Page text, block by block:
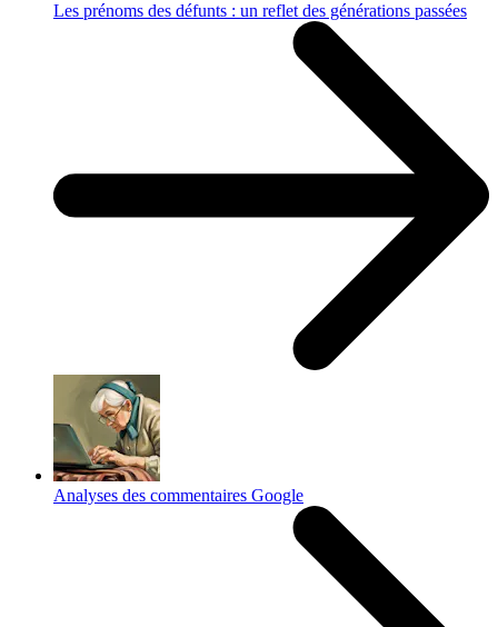
Les prénoms des défunts : un reflet des générations passées
Analyses des commentaires Google